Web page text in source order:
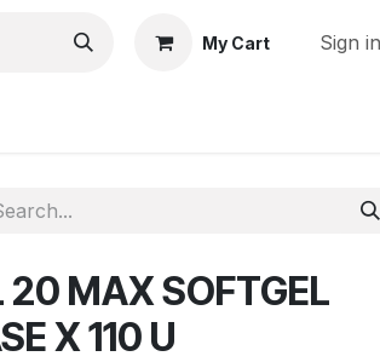
My Cart Sign in
20 MAX SOFTGEL
X 110 U